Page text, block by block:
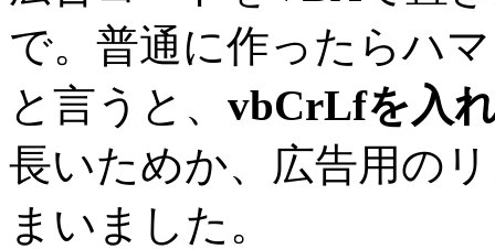
で。普通に作ったらハ
と言うと、 vbCrLfを入
長いためか、広告用の
まいました。